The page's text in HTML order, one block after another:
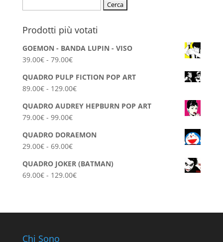
Prodotti più votati
GOEMON - BANDA LUPIN - VISO
39.00€ - 79.00€Fascia
prezzo:
da
39.00€
a
QUADRO PULP FICTION POP ART
89.00€ - 129.00€Fascia
prezzo:
89.00€
QUADRO AUDREY HEPBURN POP ART
79.00€ - 99.00€Fascia
prezzo:
da
79.00€
a
QUADRO DORAEMON
29.00€ - 69.00€Fascia
prezzo:
da
69.00€
QUADRO JOKER (BATMAN)
69.00€ - 129.00€Fascia
Chi Sono